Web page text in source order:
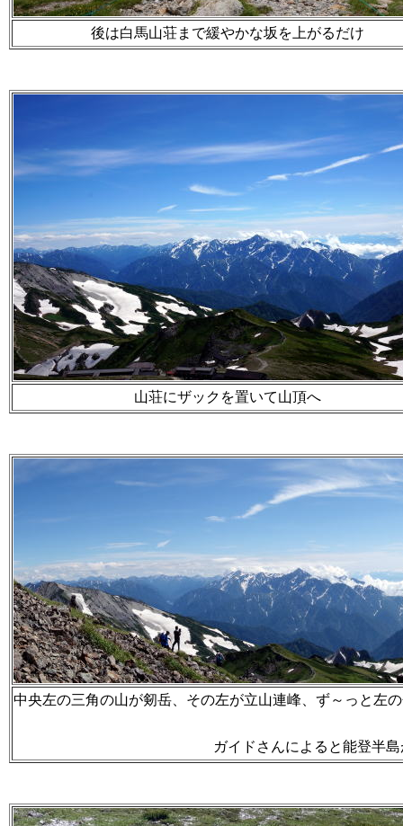
後は白馬山荘まで緩やかな坂を上がるだけ
山荘にザックを置いて山頂へ
中央左の三角の山が剱岳、その左が立山連峰、ず～っと左
ガイドさんによると能登半